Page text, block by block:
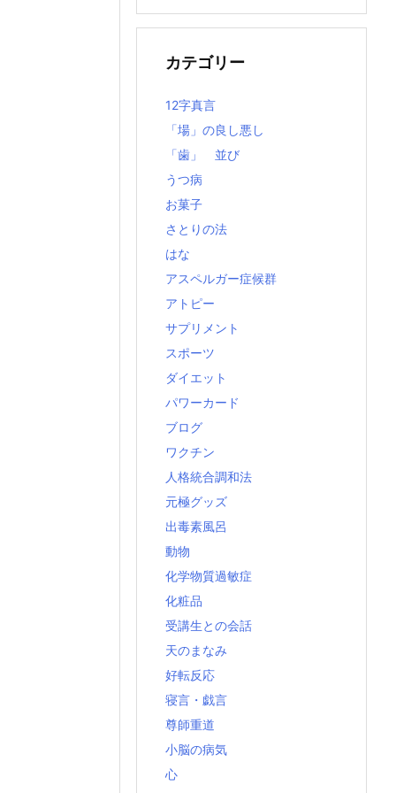
記
カテゴリー
12字真言
「場」の良し悪し
「歯」 並び
うつ病
お菓子
さとりの法
はな
アスペルガー症候群
アトピー
サプリメント
スポーツ
ダイエット
パワーカード
ブログ
ワクチン
人格統合調和法
元極グッズ
出毒素風呂
動物
化学物質過敏症
化粧品
受講生との会話
天のまなみ
好転反応
寝言・戯言
尊師重道
小脳の病気
心